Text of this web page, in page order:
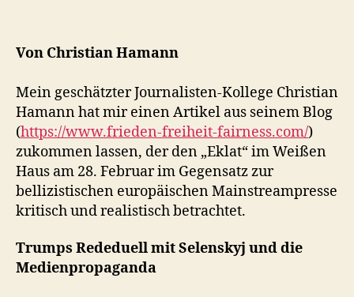
Von Christian Hamann
Mein geschätzter Journalisten-Kollege Christian
Hamann hat mir einen Artikel aus seinem Blog
(https://www.frieden-freiheit-fairness.com/)
zukommen lassen, der den „Eklat“ im Weißen
Haus am 28. Februar im Gegensatz zur
bellizistischen europäischen Mainstreampresse
kritisch und realistisch betrachtet.
Trumps Rededuell mit Selenskyj und die
Medienpropaganda